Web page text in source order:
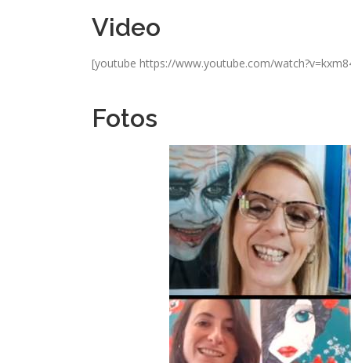
Video
[youtube https://www.youtube.com/
Fotos